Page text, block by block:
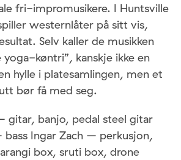
fri-impromusikere. I Huntsville
westernlåter på sitt vis,
Selv kaller de musikken
yoga-køntri”, kanskje ikke en
hylle i platesamlingen, men et
bør få med seg.
gitar, banjo, pedal steel gitar
Ingar Zach – perkusjon,
box, sruti box, drone